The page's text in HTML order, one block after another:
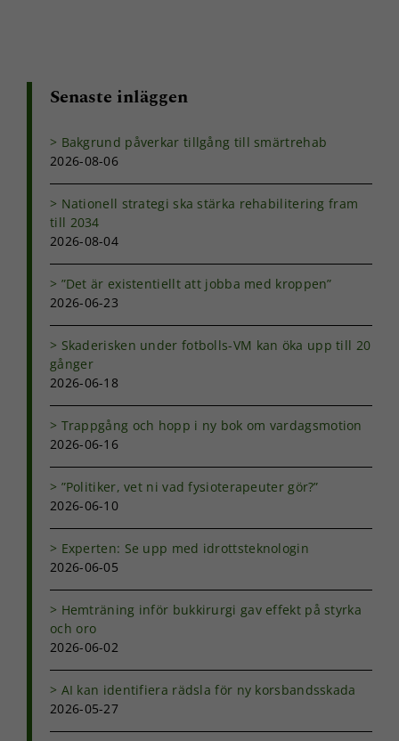
Senaste inläggen
Bakgrund påverkar tillgång till smärtrehab
2026-08-06
Nationell strategi ska stärka rehabilitering fram
till 2034
2026-08-04
”Det är existentiellt att jobba med kroppen”
2026-06-23
Skaderisken under fotbolls-VM kan öka upp till 20
gånger
2026-06-18
Trappgång och hopp i ny bok om vardagsmotion
2026-06-16
”Politiker, vet ni vad fysioterapeuter gör?”
2026-06-10
Experten: Se upp med idrottsteknologin
2026-06-05
Hemträning inför bukkirurgi gav effekt på styrka
och oro
2026-06-02
AI kan identifiera rädsla för ny korsbandsskada
2026-05-27